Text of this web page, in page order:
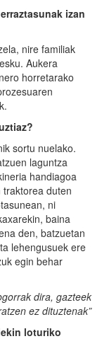
erraztasunak izan
nire familiak
Aukera
horretarako
sortu nuelako.
laguntza
handiagoa
duten
ni
baina
den, batzuetan
lehengusuek ere
egin behar
dira, gazteek
ez dituztenak”
loturiko